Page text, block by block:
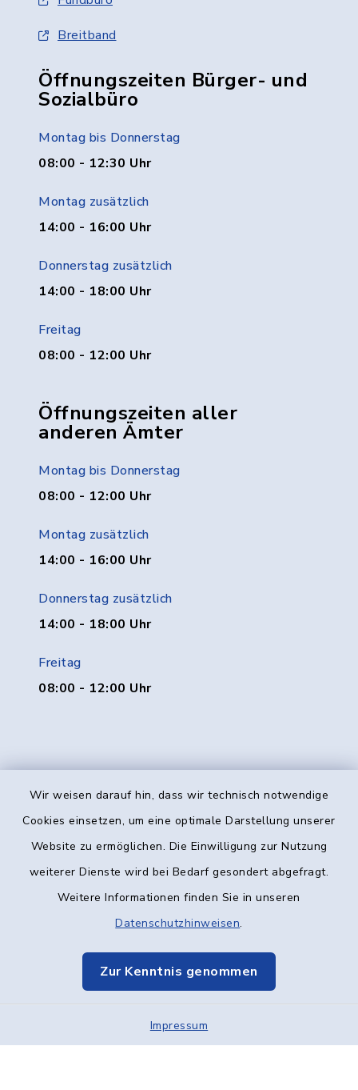
Wir weisen darauf hin, dass wir technisch notwendige
Cookies einsetzen, um eine optimale Darstellung unserer
Website zu ermöglichen. Die Einwilligung zur Nutzung
weiterer Dienste wird bei Bedarf gesondert abgefragt.
Weitere Informationen finden Sie in unseren
Datenschutzhinweisen.
Zur Kenntnis genommen
Impressum
Breitband
Öffnungszeiten Bürger- und
Sozialbüro
Montag bis Donnerstag
08:00 - 12:30 Uhr
Montag zusätzlich
14:00 - 16:00 Uhr
Donnerstag zusätzlich
14:00 - 18:00 Uhr
Freitag
08:00 - 12:00 Uhr
Öffnungszeiten aller
anderen Ämter
Montag bis Donnerstag
08:00 - 12:00 Uhr
Montag zusätzlich
14:00 - 16:00 Uhr
Donnerstag zusätzlich
14:00 - 18:00 Uhr
Freitag
08:00 - 12:00 Uhr
Kontakt
Datenschutz
Elektronische Kommunikation
Sitemap